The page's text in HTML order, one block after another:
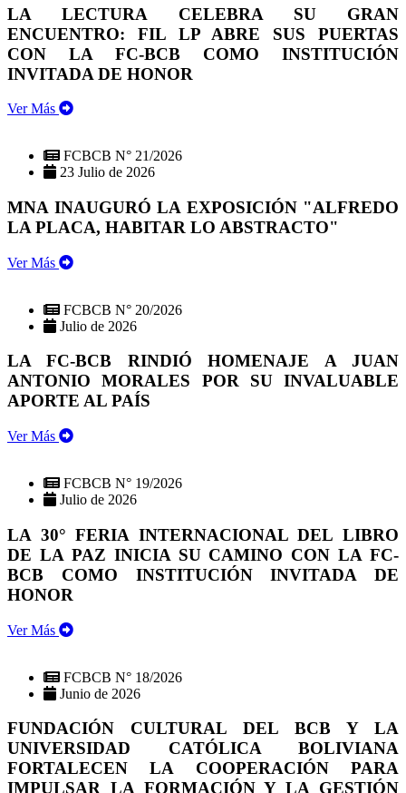
LA LECTURA CELEBRA SU GRAN
ENCUENTRO: FIL LP ABRE SUS PUERTAS
CON LA FC-BCB COMO INSTITUCIÓN
INVITADA DE HONOR
Ver Más
FCBCB N° 21/2026
23 Julio de 2026
MNA INAUGURÓ LA EXPOSICIÓN "ALFREDO
LA PLACA, HABITAR LO ABSTRACTO"
Ver Más
FCBCB N° 20/2026
Julio de 2026
LA FC-BCB RINDIÓ HOMENAJE A JUAN
ANTONIO MORALES POR SU INVALUABLE
APORTE AL PAÍS
Ver Más
FCBCB N° 19/2026
Julio de 2026
LA 30° FERIA INTERNACIONAL DEL LIBRO
DE LA PAZ INICIA SU CAMINO CON LA FC-
BCB COMO INSTITUCIÓN INVITADA DE
HONOR
Ver Más
FCBCB N° 18/2026
Junio de 2026
FUNDACIÓN CULTURAL DEL BCB Y LA
UNIVERSIDAD CATÓLICA BOLIVIANA
FORTALECEN LA COOPERACIÓN PARA
IMPULSAR LA FORMACIÓN Y LA GESTIÓN